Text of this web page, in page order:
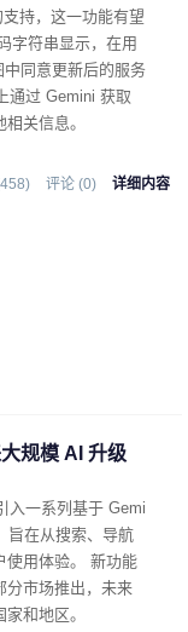
持，这一功能有望
字符串显示，在用
同意更新后的服务
通过 Gemini 获取
关信息。
评论 (0) 详细内容
规模 AI 升级
入一系列基于 Gemi
旨在从搜索、导航
使用体验。 新功能
分市场推出，未来
和地区。